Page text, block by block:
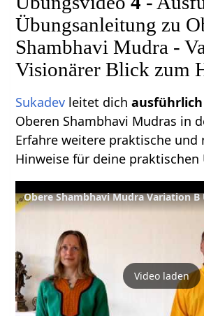
Übungsanleitung zu
Shambhavi Mudra -
Visionärer Blick zum
Sukadev leitet dichausführlich
Oberen Shambhavi Mudras in
Erfahre weitere praktische und
Hinweise für deine praktischen
Obere Shambhavi Mudra Variation
Video laden